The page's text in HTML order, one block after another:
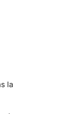
la